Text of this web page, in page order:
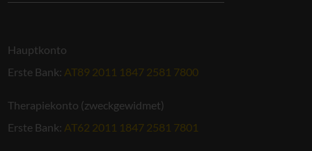
Hauptkonto
Erste Bank: AT89 2011 1847 2581 7800
Therapiekonto (zweckgewidmet)
Erste Bank: AT62 2011 1847 2581 7801